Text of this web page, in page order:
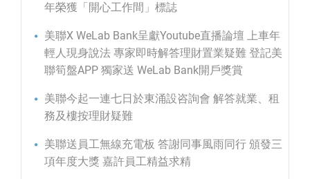
年榮獲「開心工作間」標誌
美聯X WeLab Bank呈獻Youtube直播論壇 上車年
輕人現身說法 專家即時解答理財置業疑難 登記美
聯筍盤APP 獨家送 WeLab Bank開戶獎賞
美聯今起一連七日於東涌設咨詢會 解答就業、租
務及樓按理財疑難
美聯送員工無線充電板 答謝同事風雨同行 頒發三
項年度大獎 嘉許員工精益求精